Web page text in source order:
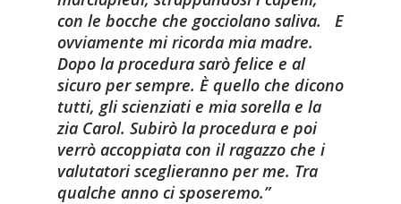
con le bocche che gocciolano saliva. E
ovviamente mi ricorda mia madre.
Dopo la procedura sarò felice e al
sicuro per sempre. È quello che dicono
tutti, gli scienziati e mia sorella e la
zia Carol. Subirò la procedura e poi
verrò accoppiata con il ragazzo che i
valutatori sceglieranno per me. Tra
qualche anno ci sposeremo.